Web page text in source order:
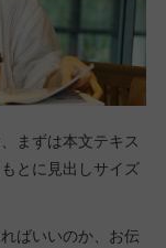
まずは本文テキス
とに見出しサイズ
ばいいのか、お伝